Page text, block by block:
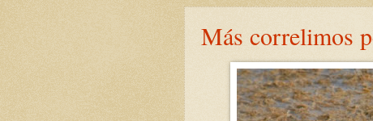
Más correlimos